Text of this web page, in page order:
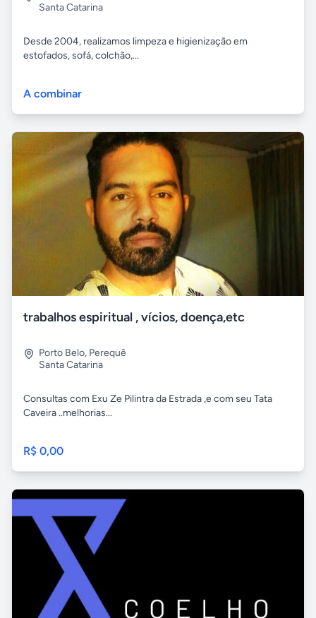
Santa Catarina
Desde 2004, realizamos limpeza e higienização em
estofados, sofá, colchão,...
A combinar
trabalhos espiritual , vícios, doença,etc
Porto Belo, Perequê
Santa Catarina
Consultas com Exu Ze Pilintra da Estrada ,e com seu Tata
Caveira ..melhorias...
R$ 0,00